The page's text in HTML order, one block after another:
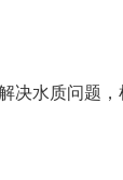
决水质问题，